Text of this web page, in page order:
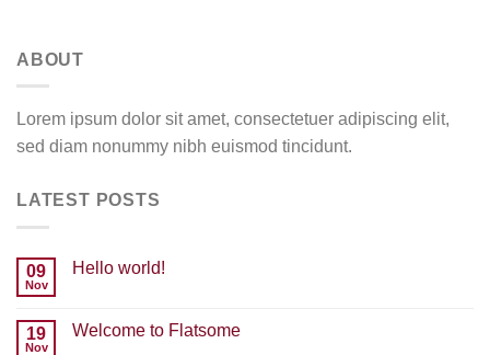
ABOUT
Lorem ipsum dolor sit amet, consectetuer adipiscing elit,
sed diam nonummy nibh euismod tincidunt.
LATEST POSTS
09
Nov
Hello world!
Hello
19
Nov
Welcome to Flatsome